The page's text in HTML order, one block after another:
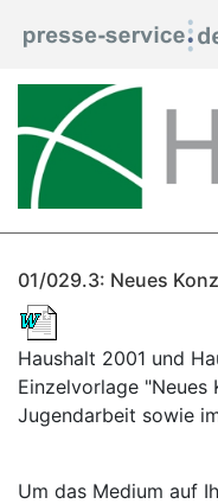
01/029.3: Neues
Haushalt 2001 und
Einzelvorlage
Jugendarbeit sowie
Um das Medium auf